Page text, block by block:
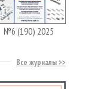
№6 (190) 2025
Все журналы